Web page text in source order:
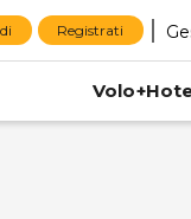
Registrati